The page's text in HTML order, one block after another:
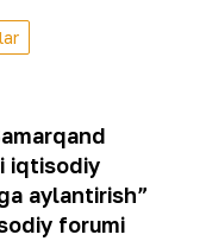
iqtisodiy
aylantirish”
forumi